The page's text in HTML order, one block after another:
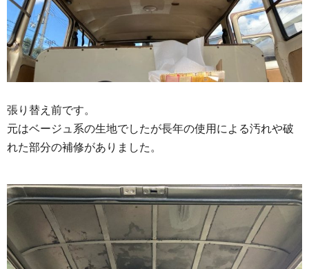
張り替え前です。
元はベージュ系の生地でしたが長年の使用による汚れや破
れた部分の補修がありました。